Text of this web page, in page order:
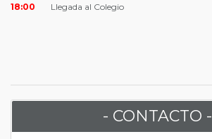
18:00
Llegada al Colegio
- CONTACTO -